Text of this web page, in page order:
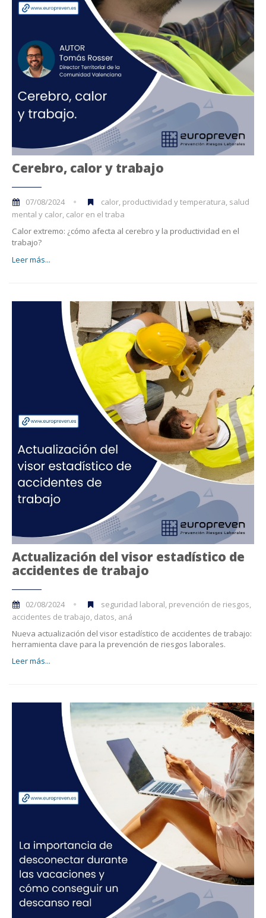
Cerebro, calor y trabajo
07/08/2024
calor, productividad y temperatura, salud
mental y calor, calor en el traba
Calor extremo: ¿cómo afecta al cerebro y la productividad en el
trabajo?
Leer más...
Actualización del visor estadístico de
accidentes de trabajo
02/08/2024
seguridad laboral, prevención de riesgos,
accidentes de trabajo, datos, aná
Nueva actualización del visor estadístico de accidentes de trabajo:
herramienta clave para la prevención de riesgos laborales.
Leer más...